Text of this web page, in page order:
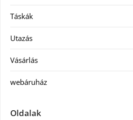
Táskák
Utazás
Vásárlás
webáruház
Oldalak